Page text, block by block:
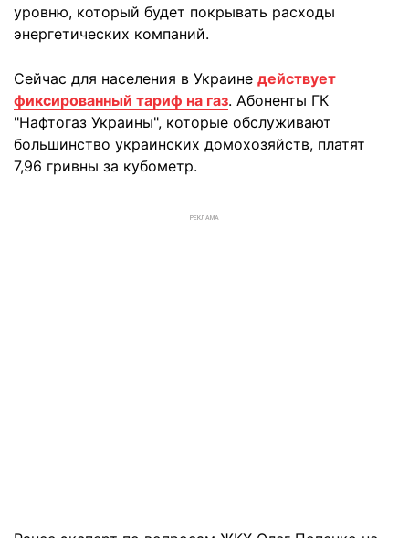
уровню, который будет покрывать расходы
энергетических компаний.
Сейчас для населения в Украине действует
фиксированный тариф на газ. Абоненты ГК
"Нафтогаз Украины", которые обслуживают
большинство украинских домохозяйств, платят
7,96 гривны за кубометр.
РЕКЛАМА